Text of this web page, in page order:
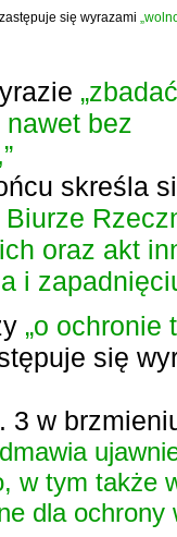
zastępuje się wyrazami
nawet bez
skreśla
oraz akt
i
„o ochronie
się
3 w
w tym także
dla